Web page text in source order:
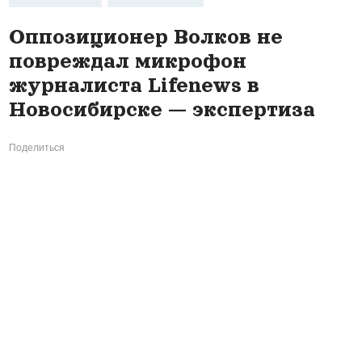
Оппозиционер Волков не
повреждал микрофон
журналиста Lifenews в
Новосибирске — экспертиза
Поделиться